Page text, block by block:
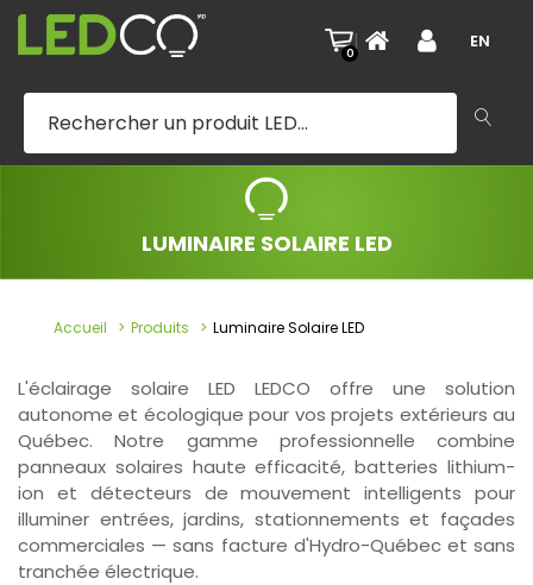
0
| EN
LUMINAIRE SOLAIRE LED
Accueil Produits Luminaire Solaire LED
L'éclairage solaire LED LEDCO offre une solution
autonome et écologique pour vos projets extérieurs au
Québec. Notre gamme professionnelle combine
panneaux solaires haute efficacité, batteries lithium-
ion et détecteurs de mouvement intelligents pour
illuminer entrées, jardins, stationnements et façades
commerciales — sans facture d'Hydro-Québec et sans
tranchée électrique.